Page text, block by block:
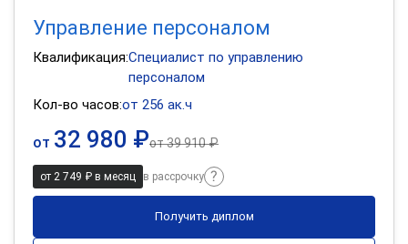
Управление персоналом
Квалификация:Специалист по управлению
персоналом
Кол-во часов:от 256 ак.ч
от 32 980 ₽от39 910 ₽
от 2 749 ₽ в месяц в рассрочку
Получить диплом